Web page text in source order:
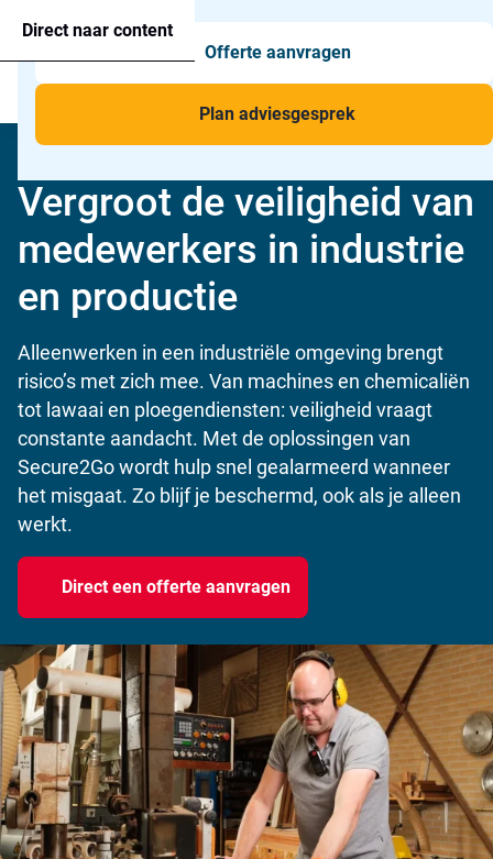
Direct naar content
Menu
Agressie alarmering
Man-down & BHV Alarmering
Voor wie
Toepassingen
Offerte aanvragen
Plan adviesgesprek
Home»Voor wie» Industrie en productie
Vergroot de veiligheid van
medewerkers in industrie
en productie
Alleenwerken in een industriële omgeving brengt
risico’s met zich mee. Van machines en chemicaliën
tot lawaai en ploegendiensten: veiligheid vraagt
constante aandacht. Met de oplossingen van
Secure2Go wordt hulp snel gealarmeerd wanneer
het misgaat. Zo blijf je beschermd, ook als je alleen
werkt.
Direct een offerte aanvragen